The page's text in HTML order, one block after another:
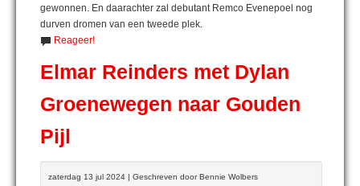
gewonnen. En daarachter zal debutant Remco Evenepoel nog
durven dromen van een tweede plek.
Reageer!
Elmar Reinders met Dylan
Groenewegen naar Gouden
Pijl
zaterdag 13 jul 2024 | Geschreven door Bennie Wolbers